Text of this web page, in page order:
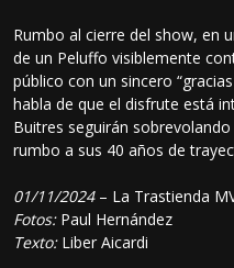
Rumbo al cierre del show, en
de un Peluffo visiblemente
público con un sincero
habla de que el disfrute está
Buitres seguirán
rumbo a sus 40 años de
01/11/2024– La Trastienda
Fotos:Paul Hernández
Texto:Liber Aicardi